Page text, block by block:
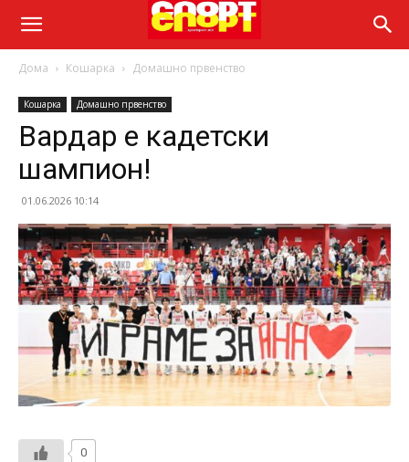
Дома Кошарка Домашно првенство
Кошарка Домашно првенство
Вардар е кадетски
шампион!
01.06.2026 10:14
0